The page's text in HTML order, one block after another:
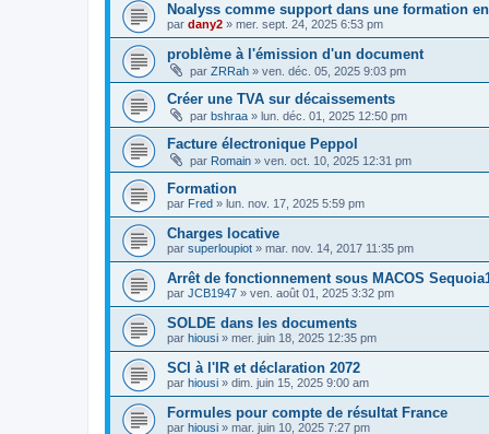
Noalyss comme support dans une formation
par dany2 » mer. sept. 24, 2025 6:53 pm
problème à l'émission d'un document
par ZRRah » ven. déc. 05, 2025 9:03 pm
Créer une TVA sur décaissements
par bshraa » lun. déc. 01, 2025 12:50 pm
Facture électronique Peppol
par Romain » ven. oct. 10, 2025 12:31 pm
Formation
par Fred » lun. nov. 17, 2025 5:59 pm
Charges locative
par superloupiot » mar. nov. 14, 2017 11:35 pm
Arrêt de fonctionnement sous MACOS
par JCB1947 » ven. août 01, 2025 3:32 pm
SOLDE dans les documents
par hiousi » mer. juin 18, 2025 12:35 pm
SCI à l'IR et déclaration 2072
par hiousi » dim. juin 15, 2025 9:00 am
Formules pour compte de résultat France
par hiousi » mar. juin 10, 2025 7:27 pm